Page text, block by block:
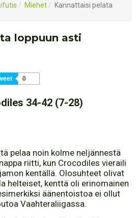
/ Miehet / Kannattaisi pelata
loppuun asti
0
34-42 (7-28)
pelaa noin kolme neljännestä
riitti, kun Crocodiles vieraili
kentällä. Olosuhteet olivat
helteiset, kenttä oli erinomainen
äänentoistoa ei ollut
Vaahteraliigassa.